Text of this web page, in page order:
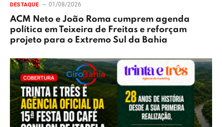
DESTAQUE 01/08/2026
ACM Neto e João Roma cumprem agenda
política em Teixeira de Freitas e reforçam
projeto para o Extremo Sul da Bahia